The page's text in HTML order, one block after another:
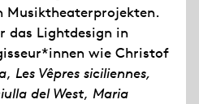
Musiktheaterprojekten.
das Lightdesign in
wie Christof
, Les Vêpres siciliennes,
del West, Maria